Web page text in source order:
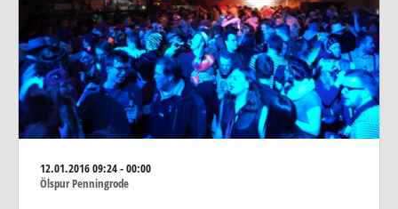
12.01.201609:24 - 00:00
Ölspur Penningrode